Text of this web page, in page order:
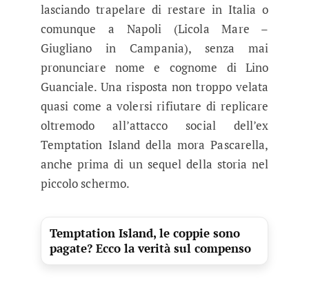
lasciando trapelare di restare in Italia o
comunque a Napoli (Licola Mare –
Giugliano in Campania), senza mai
pronunciare nome e cognome di Lino
Guanciale. Una risposta non troppo velata
quasi come a volersi rifiutare di replicare
oltremodo all’attacco social dell’ex
Temptation Island della mora Pascarella,
anche prima di un sequel della storia nel
piccolo schermo.
Temptation Island, le coppie sono
pagate? Ecco la verità sul compenso